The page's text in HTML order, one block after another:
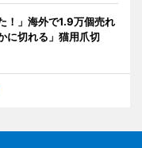
！」海外で1.9万個売れ
に切れる」猫用爪切